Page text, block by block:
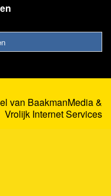
van BaakmanMedia&
Vrolijk Internet Services